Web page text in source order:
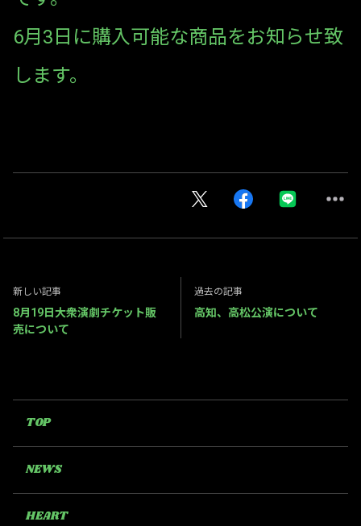
6月3日に購入可能な商品をお知らせ致
します。
新しい記事
8月19日大衆演劇チケット販
売について
過去の記事
高知、高松公演について
TOP
NEWS
HEART